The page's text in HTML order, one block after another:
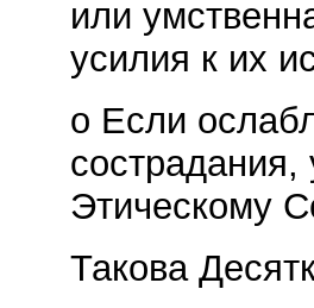
или
усилия к их
o Если
сострадания,
Этическому
Такова